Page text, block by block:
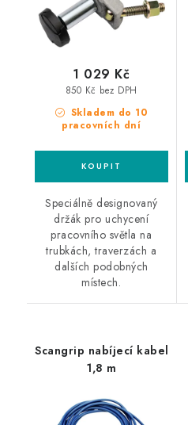
Skladem do 10
pracovních dní
850 Kč bez DPH
1 029 Kč
Speciálně designovaný
držák pro uchycení
pracovního světla na
trubkách, traverzách a
dalších podobných
místech.
Scangrip nabíjecí kabel
1,8 m